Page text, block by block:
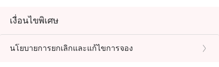
เงื่อนไขพิเศษ
นโยบายการยกเลิกและแก้ไขการจอง